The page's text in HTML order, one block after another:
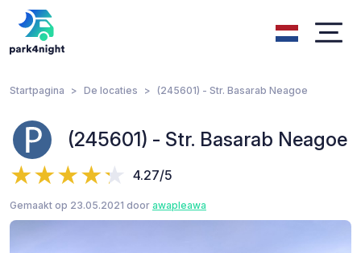
Startpagina De locaties (245601) - Str. Basarab Neagoe
(245601) - Str. Basarab Neagoe
4.27/5
Gemaakt op 23.05.2021 door awapleawa